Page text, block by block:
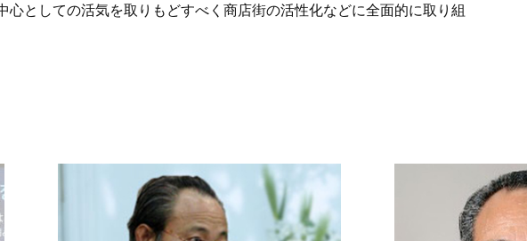
心としての活気を取りもどすべく商店街の活性化などに全面的に取り組